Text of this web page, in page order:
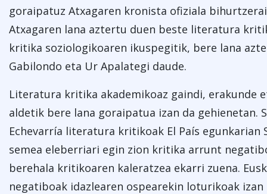
goraipatuz Atxagaren kronista ofiziala
Atxagaren lana aztertu duen beste literatura
kritika soziologikoaren ikuspegitik, bere lana
Gabilondo eta Ur Apalategi daude.
Literatura kritika akademikoaz gaindi, erakunde
aldetik bere lana goraipatua izan da gehienetan.
Echevarría literatura kritikoak El País egunkarian
semea eleberriari egin zion kritika arrunt
berehala kritikoaren kaleratzea ekarri zuena.
negatiboak idazlearen ospearekin loturikoak